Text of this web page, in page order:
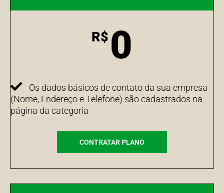
R$ 0
Os dados básicos de contato da sua empresa
(Nome, Endereço e Telefone) são cadastrados na
página da categoria
CONTRATAR PLANO